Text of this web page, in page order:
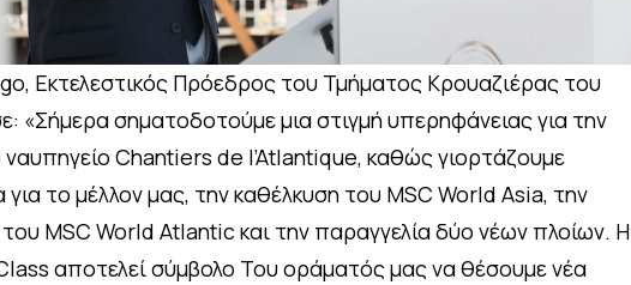
Εκτελεστικός Πρόεδρος του Τμήματος Κρουαζιέρας του
«Σήμερα σηματοδοτούμε μια στιγμή υπερηφάνειας για την
ναυπηγείο Chantiers de l’Atlantique, καθώς γιορτάζουμε
το μέλλον μας, την καθέλκυση του MSC World Asia, την
MSC World Atlantic και την παραγγελία δύο νέων πλοίων. Η
αποτελεί σύμβολο Του οράματός μας να θέσουμε νέα